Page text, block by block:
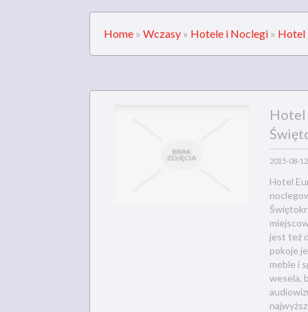
Home » Wczasy » Hotele i Noclegi » Hotel
Hotel
2015-08-12
Hotel
jest też
pokoje
meble i
wesela,